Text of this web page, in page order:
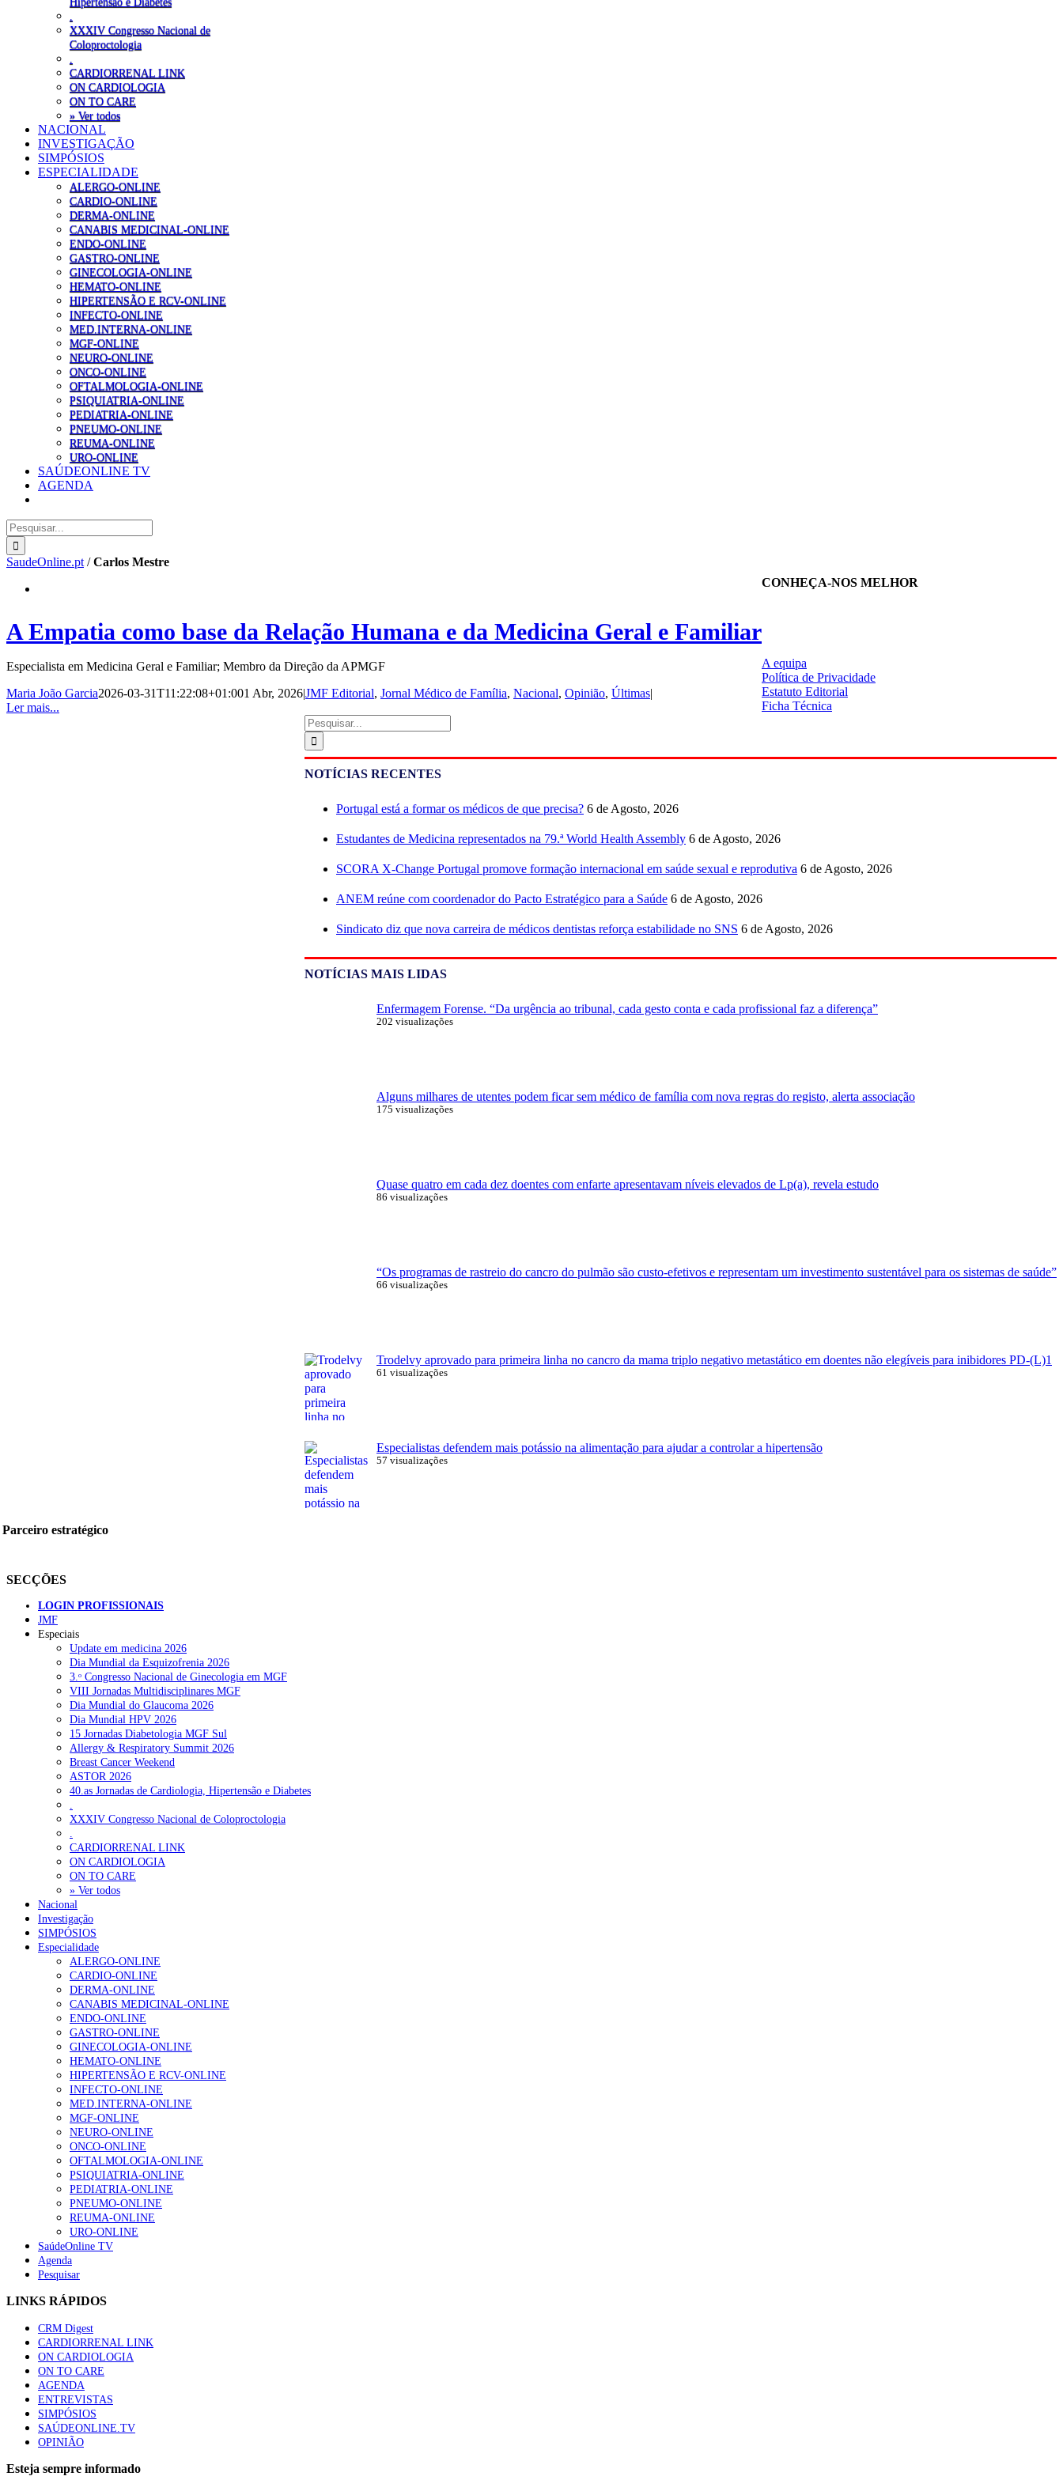
XXXIV Congresso Nacional de
Coloproctologia
CARDIORRENAL LINK
ON CARDIOLOGIA
ON TO CARE
» Ver todos
NACIONAL
INVESTIGAÇÃO
SIMPÓSIOS
ESPECIALIDADE
ALERGO-ONLINE
CARDIO-ONLINE
DERMA-ONLINE
CANABIS MEDICINAL-ONLINE
ENDO-ONLINE
GASTRO-ONLINE
GINECOLOGIA-ONLINE
HEMATO-ONLINE
HIPERTENSÃO E RCV-ONLINE
INFECTO-ONLINE
MED.INTERNA-ONLINE
MGF-ONLINE
NEURO-ONLINE
ONCO-ONLINE
OFTALMOLOGIA-ONLINE
PSIQUIATRIA-ONLINE
PEDIATRIA-ONLINE
PNEUMO-ONLINE
REUMA-ONLINE
URO-ONLINE
SAÚDEONLINE TV
AGENDA
Pesquisar
SaudeOnline.pt /Carlos Mestre
A Empatia como base da Relação Humana e da Medicina Geral e Familiar
Especialista em Medicina Geral e Familiar; Membro da Direção da APMGF
Maria João Garcia2026-03-31T11:22:08+01:001 Abr, 2026|JMF Editorial, Jornal Médico de Família, Nacional, Opinião, Últimas|
Ler mais...
Pesquisar
NOTÍCIAS RECENTES
Portugal está a formar os médicos de que precisa? 6 de Agosto, 2026
Estudantes de Medicina representados na 79.ª World Health Assembly 6 de Agosto, 2026
SCORA X-Change Portugal promove formação internacional em saúde sexual e reprodutiva 6 de Agosto, 2026
ANEM reúne com coordenador do Pacto Estratégico para a Saúde 6 de Agosto, 2026
Sindicato diz que nova carreira de médicos dentistas reforça estabilidade no SNS 6 de Agosto, 2026
NOTÍCIAS MAIS LIDAS
Enfermagem Forense. “Da urgência ao tribunal, cada gesto conta e cada profissional faz a diferença”
202 visualizações
Alguns milhares de utentes podem ficar sem médico de família com nova regras do registo, alerta associação
175 visualizações
Quase quatro em cada dez doentes com enfarte apresentavam níveis elevados de Lp(a), revela estudo
86 visualizações
“Os programas de rastreio do cancro do pulmão são custo-efetivos e representam um investimento sustentável para os sistemas de saúde”
66 visualizações
Trodelvy aprovado para primeira linha no cancro da mama triplo negativo metastático em doentes não elegíveis para inibidores PD-(L)1
61 visualizações
Especialistas defendem mais potássio na alimentação para ajudar a controlar a hipertensão
57 visualizações
CONHEÇA-NOS MELHOR
A equipa
Política de Privacidade
Estatuto Editorial
Ficha Técnica
Parceiro estratégico
SECÇÕES
LOGIN PROFISSIONAIS
JMF
Especiais
Update em medicina 2026
Dia Mundial da Esquizofrenia 2026
3.ᵒ Congresso Nacional de Ginecologia em MGF
VIII Jornadas Multidisciplinares MGF
Dia Mundial do Glaucoma 2026
Dia Mundial HPV 2026
15 Jornadas Diabetologia MGF Sul
Allergy & Respiratory Summit 2026
Breast Cancer Weekend
ASTOR 2026
40.as Jornadas de Cardiologia, Hipertensão e Diabetes
XXXIV Congresso Nacional de Coloproctologia
CARDIORRENAL LINK
ON CARDIOLOGIA
ON TO CARE
» Ver todos
Nacional
Investigação
SIMPÓSIOS
Especialidade
ALERGO-ONLINE
CARDIO-ONLINE
DERMA-ONLINE
CANABIS MEDICINAL-ONLINE
ENDO-ONLINE
GASTRO-ONLINE
GINECOLOGIA-ONLINE
HEMATO-ONLINE
HIPERTENSÃO E RCV-ONLINE
INFECTO-ONLINE
MED.INTERNA-ONLINE
MGF-ONLINE
NEURO-ONLINE
ONCO-ONLINE
OFTALMOLOGIA-ONLINE
PSIQUIATRIA-ONLINE
PEDIATRIA-ONLINE
PNEUMO-ONLINE
REUMA-ONLINE
URO-ONLINE
SaúdeOnline TV
Agenda
Pesquisar
LINKS RÁPIDOS
CRM Digest
CARDIORRENAL LINK
ON CARDIOLOGIA
ON TO CARE
AGENDA
ENTREVISTAS
SIMPÓSIOS
SAÚDEONLINE.TV
OPINIÃO
Esteja sempre informado